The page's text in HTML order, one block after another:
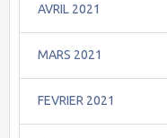
AVRIL 2021
MARS 2021
FEVRIER 2021